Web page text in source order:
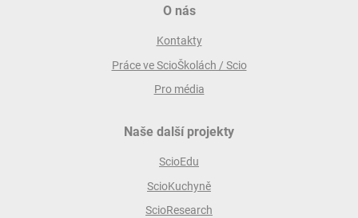
O nás
Kontakty
Práce ve ScioŠkolách / Scio
Pro média
Naše další projekty
ScioEdu
ScioKuchyně
ScioResearch